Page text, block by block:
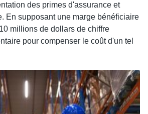
des primes d'assurance et
En supposant une marge bénéficiaire
millions de dollars de chiffre
pour compenser le coût d'un tel